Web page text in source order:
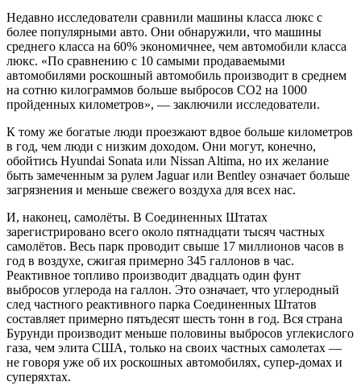
Недавно исследователи сравнили машины класса люкс с
более популярными авто. Они обнаружили, что машины
среднего класса на 60% экономичнее, чем автомобили класса
люкс. «По сравнению с 10 самыми продаваемыми
автомобилями роскошный автомобиль производит в среднем
на сотню килограммов больше выбросов CO2 на 1000
пройденных километров», — заключили исследователи.
К тому же богатые люди проезжают вдвое больше километров
в год, чем люди с низким доходом. Они могут, конечно,
обойтись Hyundai Sonata или Nissan Altima, но их желание
быть замеченным за рулем Jaguar или Bentley означает больше
загрязнения и меньше свежего воздуха для всех нас.
И, наконец, самолёты. В Соединенных Штатах
зарегистрировано всего около пятнадцати тысяч частных
самолётов. Весь парк проводит свыше 17 миллионов часов в
год в воздухе, сжигая примерно 345 галлонов в час.
Реактивное топливо производит двадцать один фунт
выбросов углерода на галлон. Это означает, что углеродный
след частного реактивного парка Соединенных Штатов
составляет примерно пятьдесят шесть тонн в год. Вся страна
Бурунди производит меньше половины выбросов углекислого
газа, чем элита США, только на своих частных самолетах —
не говоря уже об их роскошных автомобилях, супер-домах и
суперяхтах.